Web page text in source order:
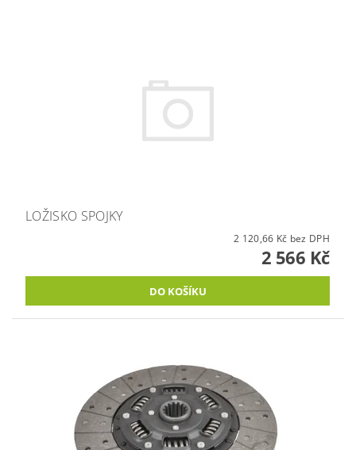
LOŽISKO SPOJKY
2 120,66 Kč bez DPH
2 566 Kč